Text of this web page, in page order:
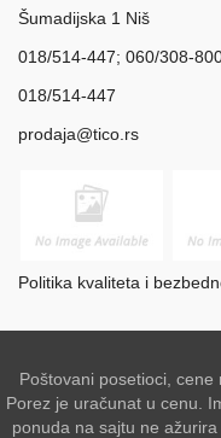
Šumadijska 1 Niš
018/514-447; 060/308-
018/514-447
prodaja@tico.rs
Politika kvaliteta i
Poštovani posetioci, cene
Porez je uračunat u cenu.
ponuda na sajtu ne